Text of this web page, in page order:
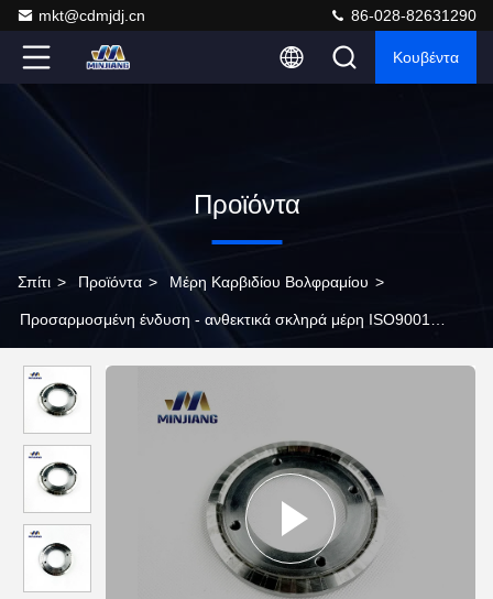
mkt@cdmjdj.cn 86-028-82631290
Κουβέντα
Προϊόντα
Σπίτι > Προϊόντα > Μέρη Καρβιδίου Βολφραμίου >
Προσαρμοσμένη ένδυση - ανθεκτικά σκληρά μέρη ISO9001